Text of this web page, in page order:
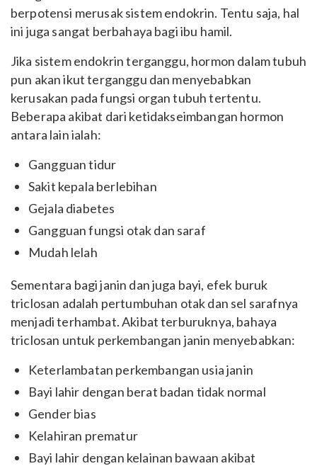
berpotensi merusak sistem endokrin. Tentu saja, hal
ini juga sangat berbahaya bagi ibu hamil.
Jika sistem endokrin terganggu, hormon dalam tubuh
pun akan ikut terganggu dan menyebabkan
kerusakan pada fungsi organ tubuh tertentu.
Beberapa akibat dari ketidakseimbangan hormon
antara lain ialah:
Gangguan tidur
Sakit kepala berlebihan
Gejala diabetes
Gangguan fungsi otak dan saraf
Mudah lelah
Sementara bagi janin dan juga bayi, efek buruk
triclosan adalah pertumbuhan otak dan sel sarafnya
menjadi terhambat. Akibat terburuknya, bahaya
triclosan untuk perkembangan janin menyebabkan:
Keterlambatan perkembangan usia janin
Bayi lahir dengan berat badan tidak normal
Gender bias
Kelahiran prematur
Bayi lahir dengan kelainan bawaan akibat